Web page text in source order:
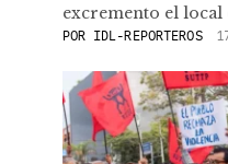
excremento el local
POR IDL-REPORTEROS